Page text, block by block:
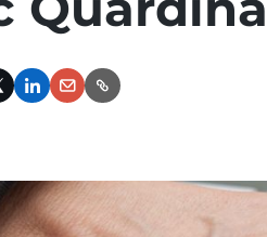
LinkedIn
Email
Link